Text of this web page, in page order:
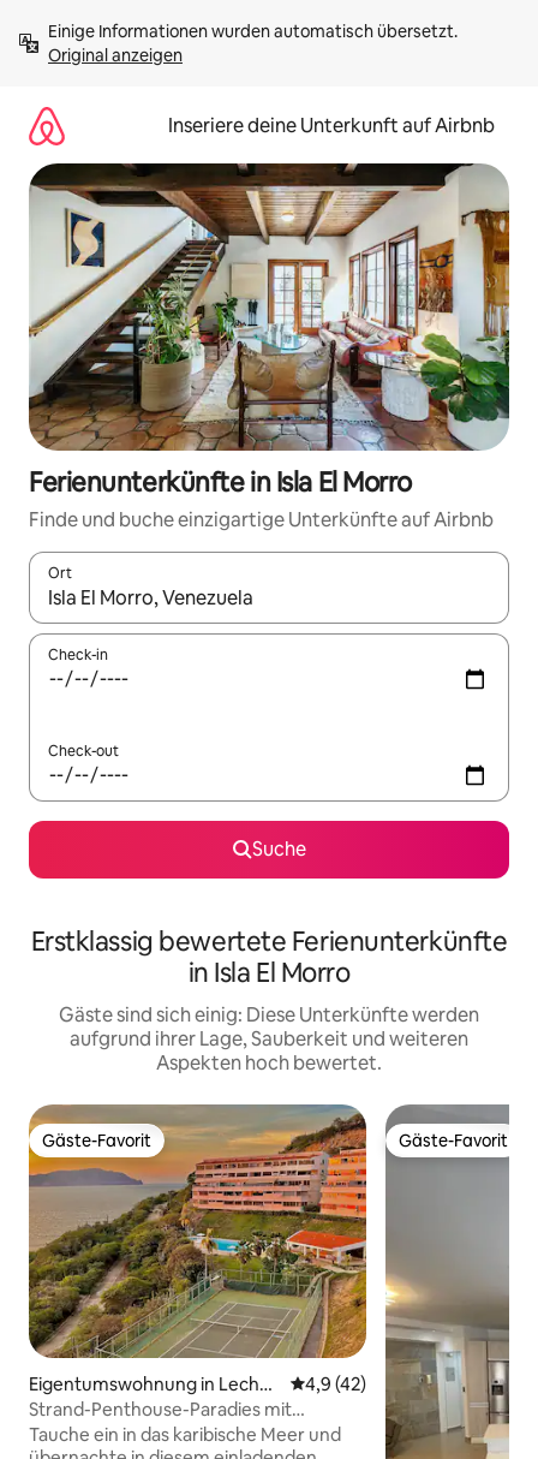
Inhalten
springenOriginal anzeigen
Inseriere deine Unterkunft auf Airbnb
Ferienunterkünfte in Isla El Morro
Finde und buche einzigartige Unterkünfte auf Airbnb
Ort
Wenn Ergebnisse verfügbar sind, navigiere mit den
Check-in
Check-out
Suche
Erstklassig bewertete Ferienunterkünfte
in Isla El Morro
Gäste sind sich einig: Diese Unterkünfte werden
aufgrund ihrer Lage, Sauberkeit und weiteren
Aspekten hoch bewertet.
Gäste-Favorit
Gäste-Favorit
Eigentumswohnung in Lecheri
a
Durchschnittliche
4,9 (42)
Strand-Penthouse-Paradies mit
Panoramablick
Tauche ein in das karibische Meer und
Gäste-Favorit
Gäste-Favorit